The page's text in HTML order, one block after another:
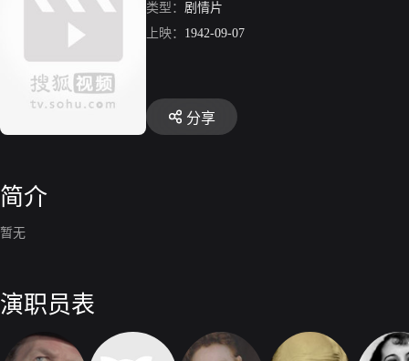
类型： 剧情片
上映： 1942-09-07
分享
简介
暂无
演职员表